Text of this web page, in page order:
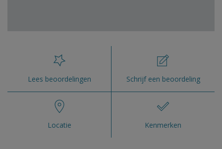
Lees beoordelingen Schrijf een beoordeling
Locatie Kenmerken